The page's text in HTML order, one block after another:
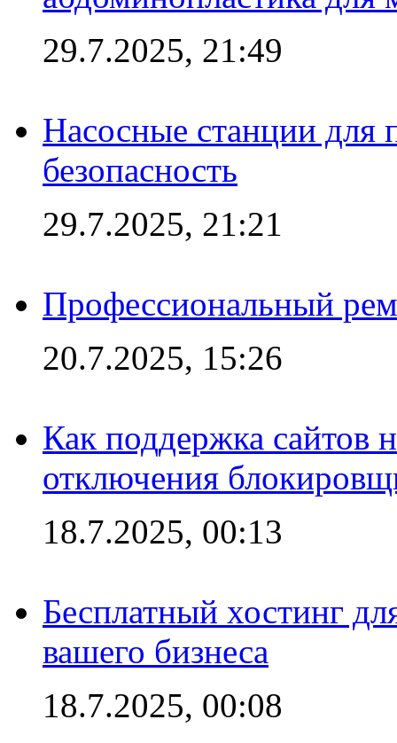
29.7.2025, 21:49
Насосные станции для
безопасность
29.7.2025, 21:21
Профессиональный
20.7.2025, 15:26
Как поддержка сайтов
отключения
18.7.2025, 00:13
Бесплатный хостинг
вашего бизнеса
18.7.2025, 00:08